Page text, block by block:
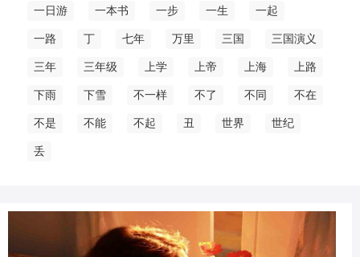
一日游 一本书 一步 一生 一起
一路 丁 七年 万里 三国 三国演义
三年 三年级 上学 上帝 上海 上路
下雨 下雪 不一样 不了 不同 不在
不是 不能 不起 丑 世界 世纪
丢